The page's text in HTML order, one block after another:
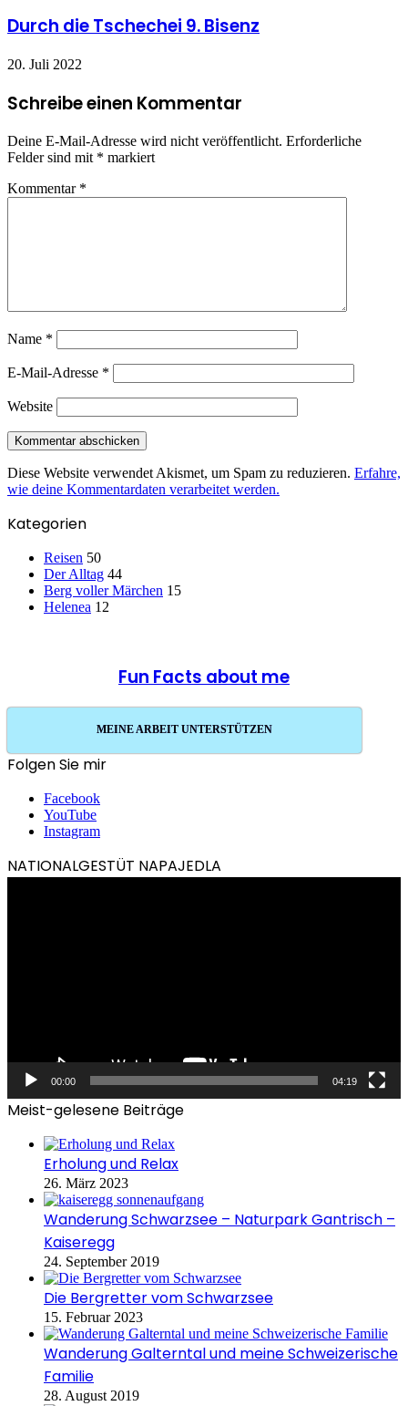
Durch die Tschechei 9. Bisenz
20. Juli 2022
Schreibe einen Kommentar
Deine E-Mail-Adresse wird nicht veröffentlicht. Erforderliche
Felder sind mit * markiert
Kommentar *
Name *
E-Mail-Adresse *
Website
Diese Website verwendet Akismet, um Spam zu reduzieren. Erfahre,
wie deine Kommentardaten verarbeitet werden.
Kategorien
Reisen 50
Der Alltag 44
Berg voller Märchen 15
Helenea 12
Fun Facts about me
MEINE ARBEIT UNTERSTÜTZEN
Folgen Sie mir
Facebook
YouTube
Instagram
NATIONALGESTÜT NAPAJEDLA
00:00 04:19
Meist-gelesene Beiträge
Erholung und Relax
26. März 2023
Wanderung Schwarzsee – Naturpark Gantrisch –
Kaiseregg
24. September 2019
Die Bergretter vom Schwarzsee
15. Februar 2023
Wanderung Galterntal und meine Schweizerische
Familie
28. August 2019